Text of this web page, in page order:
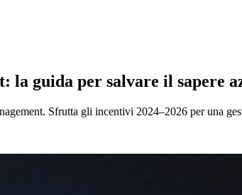
la guida per salvare il sapere
Sfrutta gli incentivi 2024–2026 per una